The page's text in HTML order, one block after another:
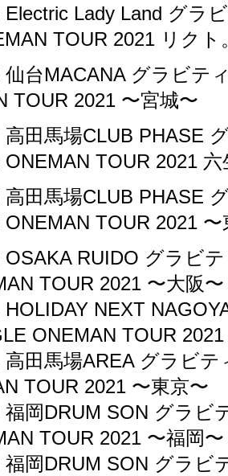
Electric Lady Land グラ
TOUR 2021 リクト
仙台MACANA グラビテ
TOUR 2021 〜宮城〜
高田馬場CLUB PHASE
TOUR 2021 六
高田馬場CLUB PHASE
TOUR 2021 〜
OSAKA RUIDO グラビ
TOUR 2021 〜大阪〜
HOLIDAY NEXT
ONEMAN TOUR
高田馬場AREA グラビテ
TOUR 2021 〜東京〜
福岡DRUM SON グラビ
TOUR 2021 〜福岡〜
福岡DRUM SON グラビ